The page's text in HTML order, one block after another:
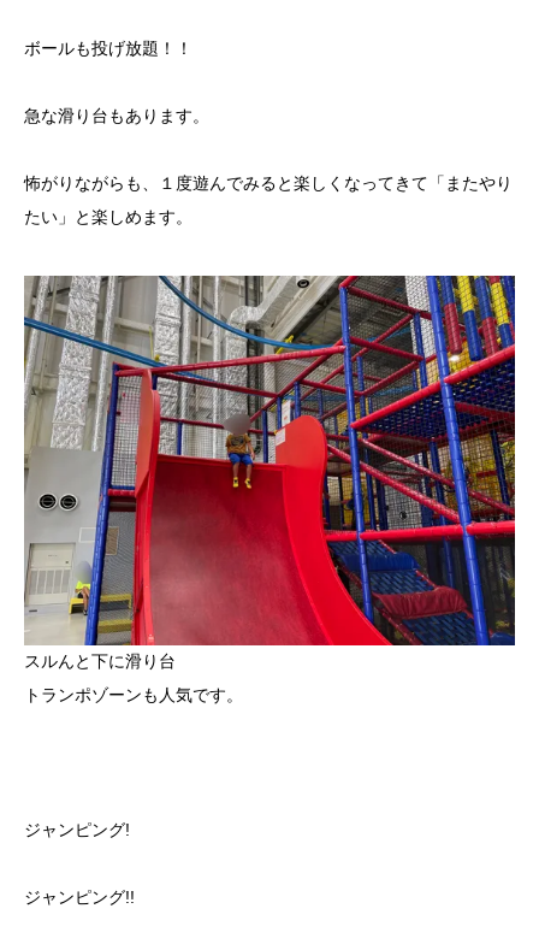
ボールも投げ放題！！
急な滑り台もあります。
怖がりながらも、１度遊んでみると楽しくなってきて「またやり
たい」と楽しめます。
スルんと下に滑り台
トランポゾーンも人気です。
ジャンピング!
ジャンピング!!